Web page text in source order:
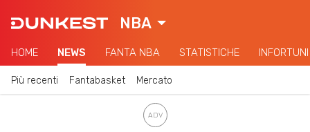
NBA
HOME NEWS FANTA NBA STATISTICHE INFORTUNI
Più recenti Fantabasket Mercato